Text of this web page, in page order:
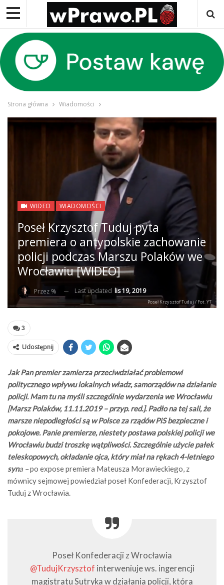
Strona główna Wiadomości
WIDEO WIADOMOŚCI
Poseł Krzysztof Tuduj pyta
premiera o antypolskie zachowanie
policji podczas Marszu Polaków we
Wrocławiu [WIDEO]
Przez % Last updated lis 19, 2019
Poseł Krzysztof Tuduj / Fot. YT
3
Udostępnij
Jak Pan premier zamierza przeciwdziałać problemowi
politycznego wpływu lokalnych władz, samorządów na działanie
policji. Mam tu na myśli szczególnie wydarzenia we Wrocławiu
[Marsz Polaków, 11.11.2019 – przyp. red.]. Padło na tej sali, że
marsze niepodległości są w Polsce za rządów PiS bezpieczne i
pokojowe. Panie premierze, niestety postawa polskiej policji we
Wrocławiu budzi troszkę wątpliwości. Szczególnie użycie pałek
teleskopowych, okładanie ojca, który miał na rękach 4-letniego
syna –po expose premiera Mateusza Morawieckiego, z
mównicy sejmowej powiedział poseł Konfederacji, Krzysztof
Tuduj z Wrocławia.
Poseł Konfederacji z Wrocławia
@TudujKrzysztof interweniuje ws. ingerencji
magistratu Sutryka w działania policji, która